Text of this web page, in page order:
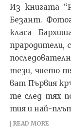
Из книгата
Безант.
кла­са
пра­ро­ди­те­ли,
те­зи, чието
ват Пър­вия
те след тях
тия и най-
READ MORE